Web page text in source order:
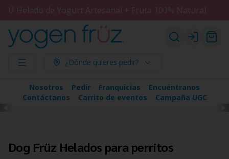
Ü Helado de Yogurt Artesanal + Fruta 100% Natural
Login
¿Dónde quieres pedir?
Nosotros Pedir Franquicias
Encuéntranos
Contáctanos
Carrito de eventos Campaña UGC
Dog Früz Helados para perritos